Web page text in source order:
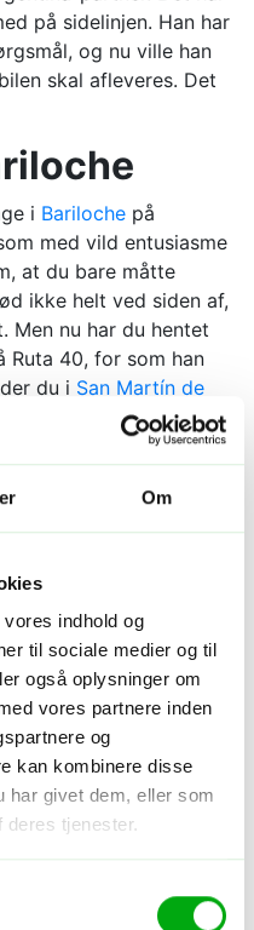
Om
indhold og
til sociale medier og til
også oplysninger om
vores partnere inden
og
kan kombinere disse
har givet dem, eller som
deres tjenester.
på sidelinjen. Han har
og nu ville han
skal afleveres. Det
i Bariloche på
med vild entusiasme
at du bare måtte
ikke helt ved siden af,
Men nu har du hentet
Ruta 40, for som han
du i San Martín de
og fyldt med
bjerge, og du får
og passer perfekt til
at krydse grænsen
og Neuquén. Du føler
kendt som Ruta de
og den er ikonisk. Du
stille og roligt, for der
som er et besøg